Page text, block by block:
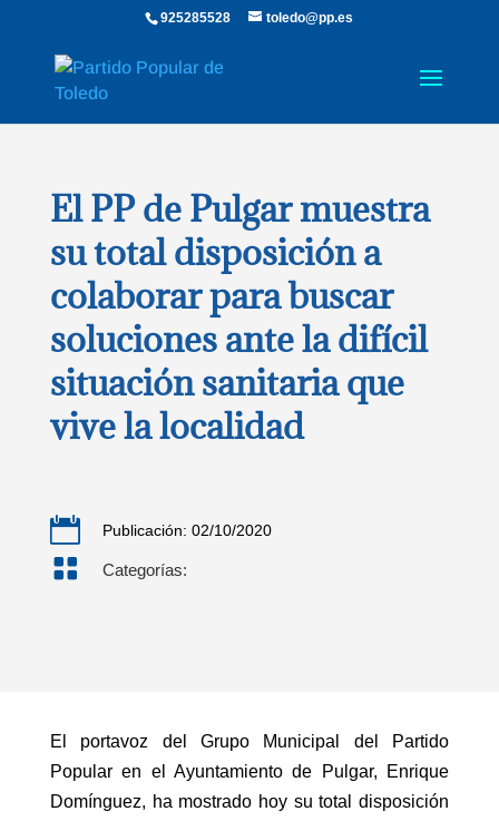
925285528 toledo@pp.es
El PP de Pulgar muestra
su total disposición a
colaborar para buscar
soluciones ante la difícil
situación sanitaria que
vive la localidad
 Publicación: 02/10/2020
 Categorías:
El portavoz del Grupo Municipal del Partido
Popular en el Ayuntamiento de Pulgar, Enrique
Domínguez, ha mostrado hoy su total disposición